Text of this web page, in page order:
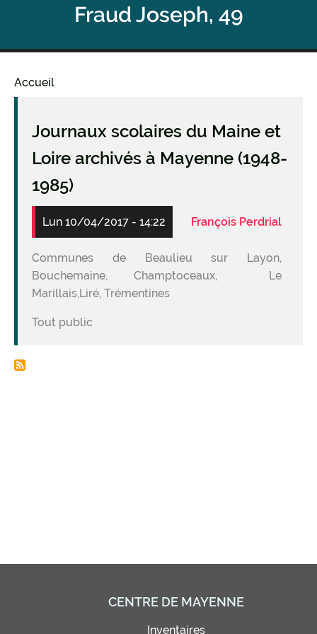
Fraud Joseph, 49
Fil
d'Ariane
Accueil
Journaux scolaires du Maine et
Loire archivés à Mayenne (1948-
1985)
Lun 10/04/2017 - 14:22 François Perdrial
Communes de Beaulieu sur Layon,
Bouchemaine, Champtoceaux, Le
Marillais,Liré, Trémentines
Tout public
CENTRE DE MAYENNE
Inventaires